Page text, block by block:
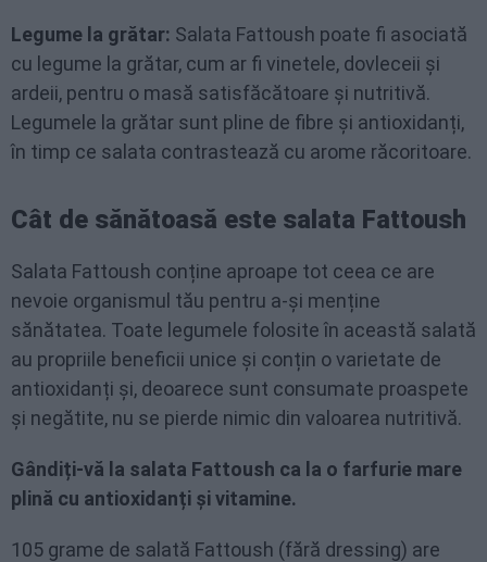
Legume la grătar: Salata Fattoush poate fi asociată
cu legume la grătar, cum ar fi vinetele, dovleceii și
ardeii, pentru o masă satisfăcătoare și nutritivă.
Legumele la grătar sunt pline de fibre și antioxidanți,
în timp ce salata contrastează cu arome răcoritoare.
Cât de sănătoasă este salata Fattoush
Salata Fattoush conține aproape tot ceea ce are
nevoie organismul tău pentru a-și menține
sănătatea. Toate legumele folosite în această salată
au propriile beneficii unice și conțin o varietate de
antioxidanți și, deoarece sunt consumate proaspete
și negătite, nu se pierde nimic din valoarea nutritivă.
Gândiți-vă la salata Fattoush ca la o farfurie mare
plină cu antioxidanți și vitamine.
105 grame de salată Fattoush (fără dressing) are